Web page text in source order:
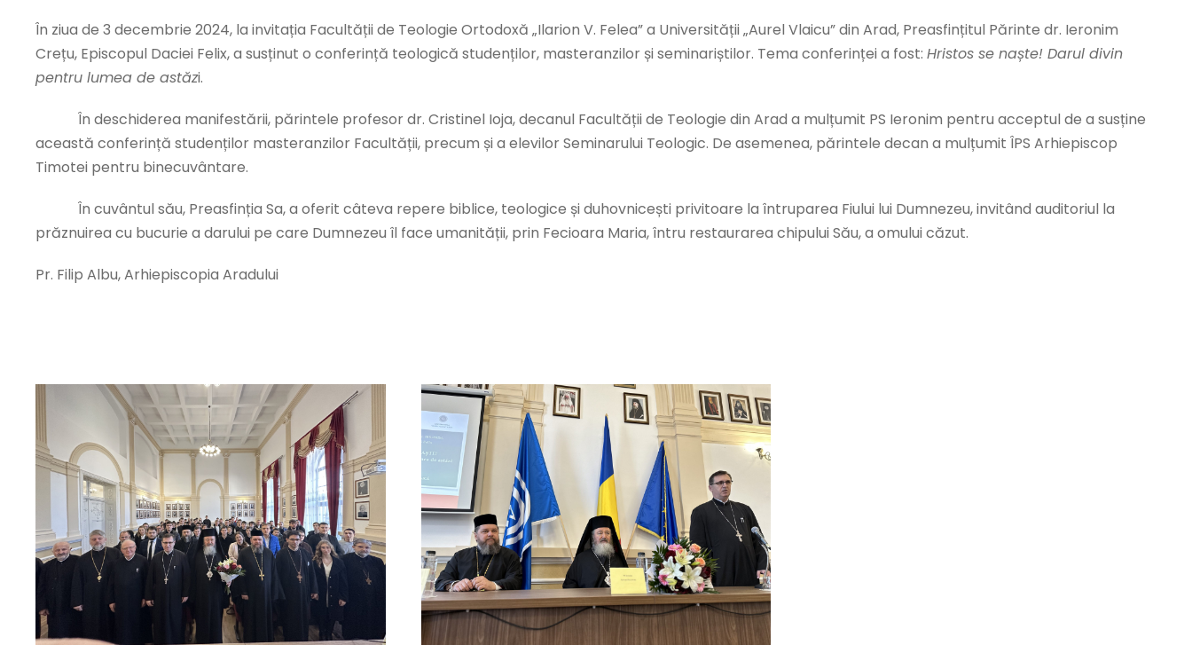
În ziua de 3 decembrie 2024, la invitația Facultății de Teologie Ortodoxă „Ilarion V. Felea” a Universității „Aurel Vlaicu” din Arad, Preasfințitul Părinte dr. Ieronim
Crețu, Episcopul Daciei Felix, a susținut o conferință teologică studenților, masteranzilor și seminariștilor. Tema conferinței a fost: Hristos se naște! Darul divin
pentru lumea de astăzi.
În deschiderea manifestării, părintele profesor dr. Cristinel Ioja, decanul Facultății de Teologie din Arad a mulțumit PS Ieronim pentru acceptul de a susține
această conferință studenților masteranzilor Facultății, precum și a elevilor Seminarului Teologic. De asemenea, părintele decan a mulțumit ÎPS Arhiepiscop
Timotei pentru binecuvântare.
În cuvântul său, Preasfinția Sa, a oferit câteva repere biblice, teologice și duhovnicești privitoare la întruparea Fiului lui Dumnezeu, invitând auditoriul la
prăznuirea cu bucurie a darului pe care Dumnezeu îl face umanității, prin Fecioara Maria, întru restaurarea chipului Său, a omului căzut.
Pr. Filip Albu, Arhiepiscopia Aradului